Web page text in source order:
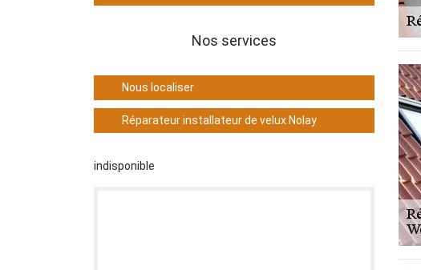
Nos services
Nous localiser
Réparateur installateur de velux Nolay
indisponible